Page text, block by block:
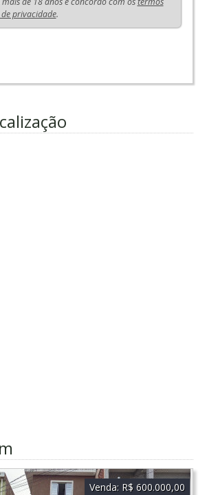
privacidade.
Venda: R$ 600.000,00